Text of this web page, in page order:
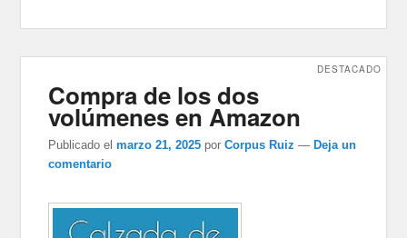
Compra de los dos
volúmenes en Amazon
DESTACADO
Publicado el marzo 21, 2025 porCorpus Ruiz — Deja un
comentario